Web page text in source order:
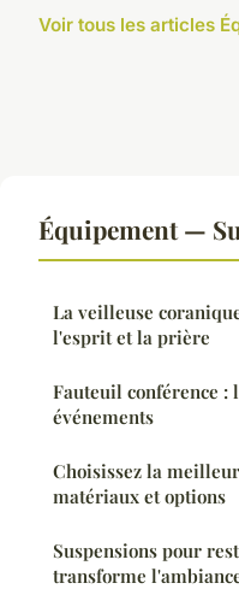
Voir tous les articles
Équipement —
La veilleuse
l'esprit et la prière
Fauteuil conférence :
événements
Choisissez la
matériaux et options
Suspensions pour
transforme